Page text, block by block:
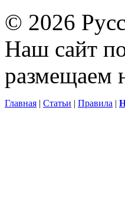
© 2026
Наш сайт
размещаем
Главная | Статьи | Правила |